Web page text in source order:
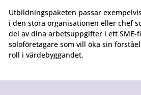
Utbildningspaketen passar
i den stora organisationen eller chef
del av dina arbetsuppgifter i ett SME-
soloföretagare som vill öka sin
roll i värdebyggandet.